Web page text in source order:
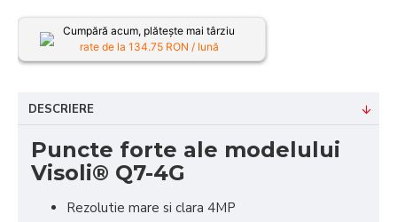
Cumpără acum, plătește mai târziu
rate de la 134.75RON / lună
DESCRIERE
Puncte forte ale modelului
Visoli® Q7-4G
Rezolutie mare si clara 4MP